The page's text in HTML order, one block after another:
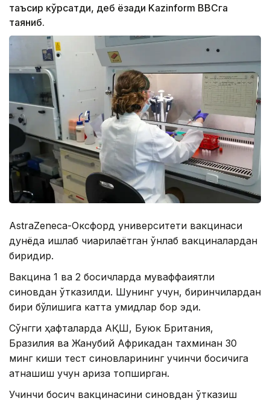
таъсир кўрсатди, деб ёзади Kazinform BBCга
таяниб.
AstraZeneca-Оксфорд университети вакцинаси
дунёда ишлаб чиқарилаётган ўнлаб вакциналардан
биридир.
Вакцина 1 ва 2 босқичларда муваффақиятли
синовдан ўтказилди. Шунинг учун, биринчилардан
бири бўлишига катта умидлар бор эди.
Сўнгги ҳафталарда АҚШ, Буюк Британия,
Бразилия ва Жанубий Африкадан тахминан 30
минг киши тест синовларининг учинчи босқичига
қатнашиш учун ариза топширган.
Учинчи босқич вакцинасини синовдан ўтказиш